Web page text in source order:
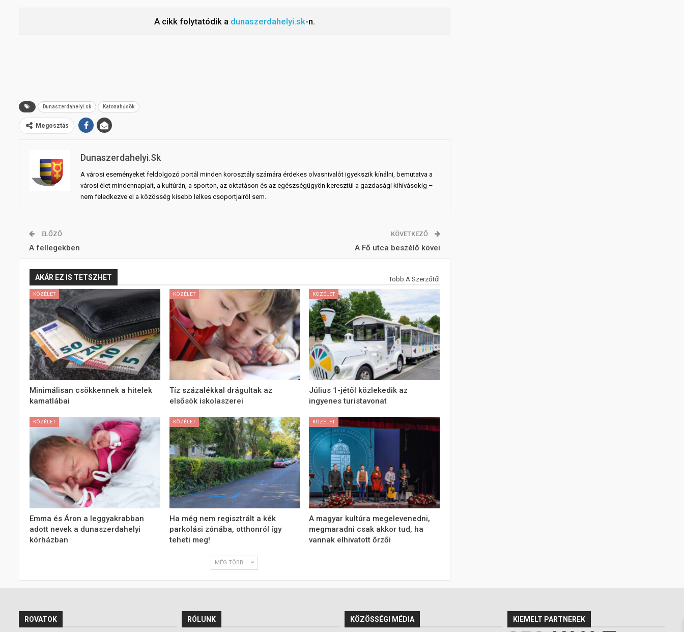
A cikk folytatódik a dunaszerdahelyi.sk-n.
Dunaszerdahelyi.sk Katonahősök
Megosztás
Dunaszerdahelyi.sk
A városi eseményeket feldolgozó portál minden korosztály számára érdekes olvasnivalót igyekszik kínálni, bemutatva a
városi élet mindennapjait, a kultúrán, a sporton, az oktatáson és az egészségügyön keresztül a gazdasági kihívásokig –
nem feledkezve el a közösség kisebb lelkes csoportjairól sem.
ELŐZŐ
A fellegekben
KÖVETKEZŐ
A Fő utca beszélő kövei
AKÁR EZ IS TETSZHET Több A Szerzőtől
KÖZÉLET
Minimálisan csökkennek a hitelek
kamatlábai
KÖZÉLET
Tíz százalékkal drágultak az
elsősök iskolaszerei
KÖZÉLET
Július 1-jétől közlekedik az
ingyenes turistavonat
KÖZÉLET
Emma és Áron a leggyakrabban
adott nevek a dunaszerdahelyi
kórházban
KÖZÉLET
Ha még nem regisztrált a kék
parkolási zónába, otthonról így
teheti meg!
KÖZÉLET
A magyar kultúra megelevenedni,
megmaradni csak akkor tud, ha
vannak elhivatott őrzői
MÉG TÖBB...
ROVATOK RÓLUNK KÖZÖSSÉGI MÉDIA KIEMELT PARTNEREK